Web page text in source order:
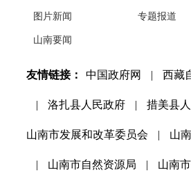
图片新闻
山南要闻
专题报道
友情链接： 中国政府网 | 西藏
| 洛扎县人民政府 | 措美县
山南市发展和改革委员会 | 山
| 山南市自然资源局 | 山南